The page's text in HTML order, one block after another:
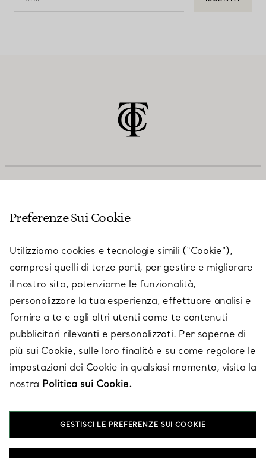
SU TIFFANY & CO.
LEGALE
SEGUICI
Preferenze Sui Cookie
Utilizziamo cookies e tecnologie simili (“Cookie”),
compresi quelli di terze parti, per gestire e migliorare
il nostro sito, potenziarne le funzionalità,
personalizzare la tua esperienza, effettuare analisi e
fornire a te e agli altri utenti come te contenuti
pubblicitari rilevanti e personalizzati. Per saperne di
più sui Cookie, sulle loro finalità e su come regolare le
impostazioni dei Cookie in qualsiasi momento, visita la
nostra Politica sui Cookie.
GESTISCI LE PREFERENZE SUI COOKIE